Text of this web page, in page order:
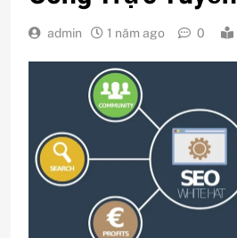
admin 1 năm ago 0